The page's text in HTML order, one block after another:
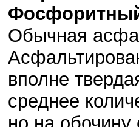
Обычная
вполне
среднее